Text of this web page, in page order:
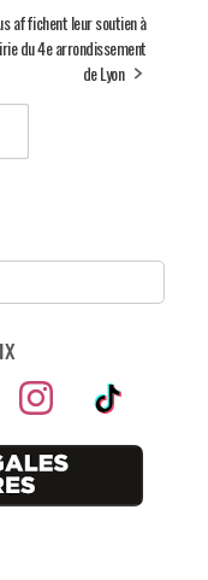
affichent leur soutien à
du 4e arrondissement
de Lyon